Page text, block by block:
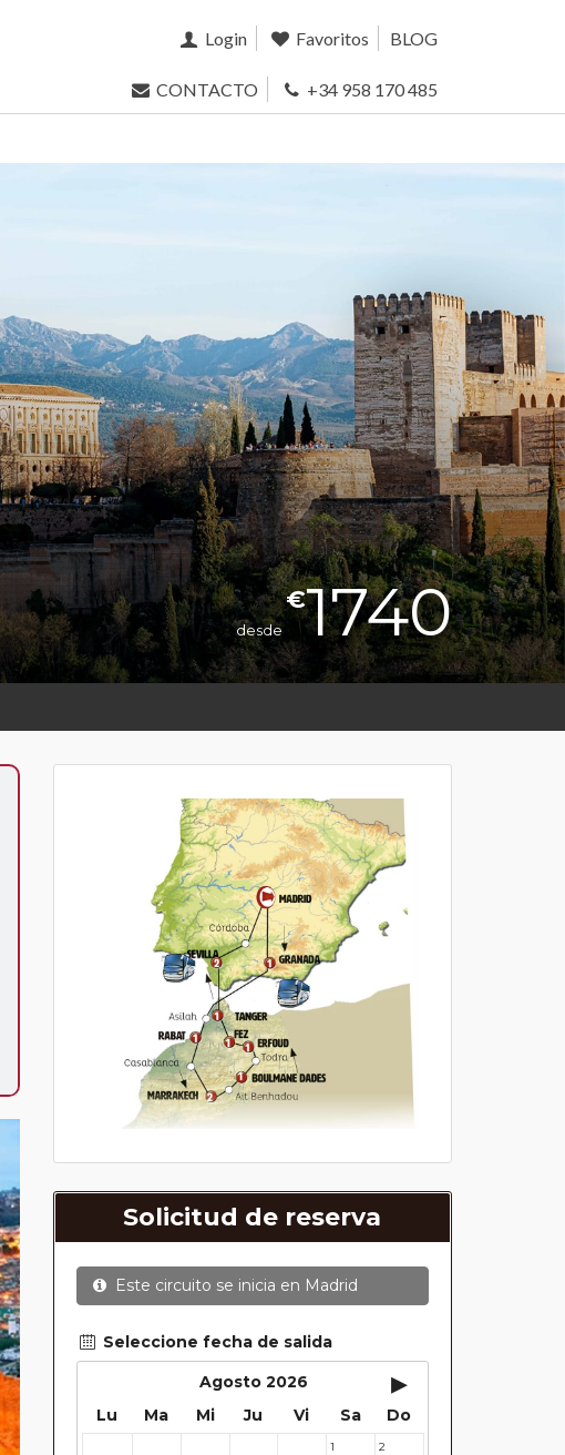
Login Favoritos BLOG
CONTACTO +34 958 170 485
desde
€1740
Solicitud de reserva
Este circuito se inicia en Madrid
Seleccione fecha de salida
Agosto 2026
▸
Lu Ma Mi Ju Vi Sa Do
1 2